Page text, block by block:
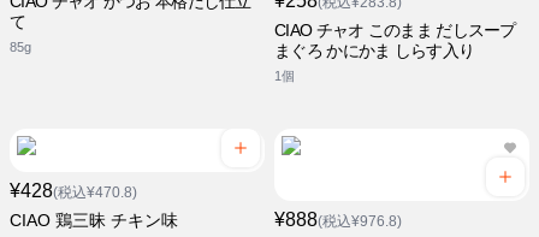
て
85g
CIAO チャオ このまま だしスープ
まぐろ かにかま しらす入り
1個
¥428(税込¥470.8)
CIAO 鶏三昧 チキン味 ¥888(税込¥976.8)